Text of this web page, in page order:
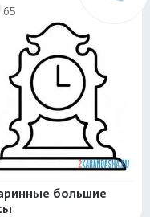
65
большие